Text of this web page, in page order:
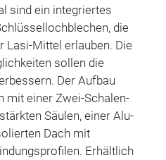
sind ein integriertes
die
Lasi-Mittel erlauben. Die
sollen die
Der Aufbau
mit einer Zwei-Schalen-
Säulen, einer Alu-
Dach mit
Erhältlich